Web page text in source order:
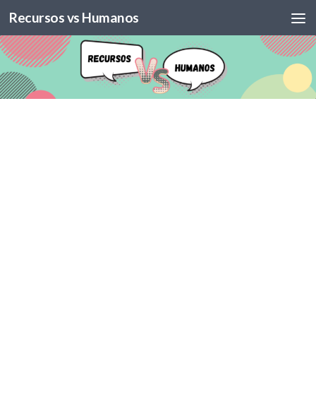
Skip to content
Recursos vs Humanos